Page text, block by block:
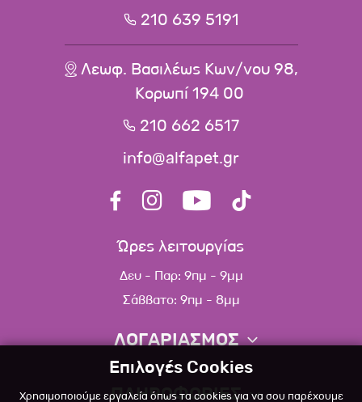
210 639 5191
Λεωφ. Βασιλέως Κων/νου 98,
Κορωπί 194 00
210 662 6517
info@alfapet.gr
Ώρες λειτουργίας
Δευ - Παρ: 9πμ - 9μμ
Σάββατο: 9πμ - 8μμ
ΛΟΓΑΡΙΑΣΜΟΣ
Πληροφορίες λογαριασμού
ΠΛΗΡΟΦΟΡΙΕΣ
Επιλογές Cookies
Χρησιμοποιούμε εργαλεία όπως τα cookies για να σου παρέχουμε